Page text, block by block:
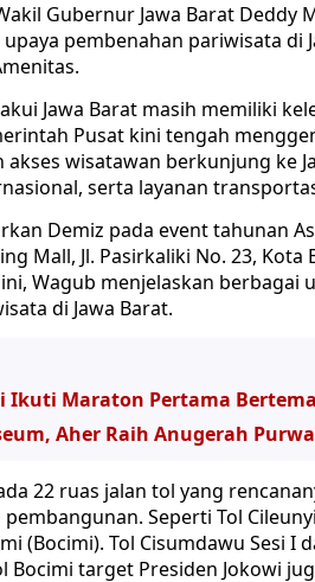
Gubernur Jawa Barat
pembenahan pariwisata di
Jawa Barat masih memiliki
Pusat kini tengah
akses wisatawan berkunjung ke
serta layanan
Demiz pada event tahunan
Mall, Jl. Pasirkaliki No. 23,
Wagub menjelaskan berbagai
di Jawa Barat.
Ikuti Maraton Pertama
Aher Raih Anugerah
22 ruas jalan tol yang
Seperti Tol
(Bocimi). Tol Cisumdawu Sesi
Bocimi target Presiden Jokowi